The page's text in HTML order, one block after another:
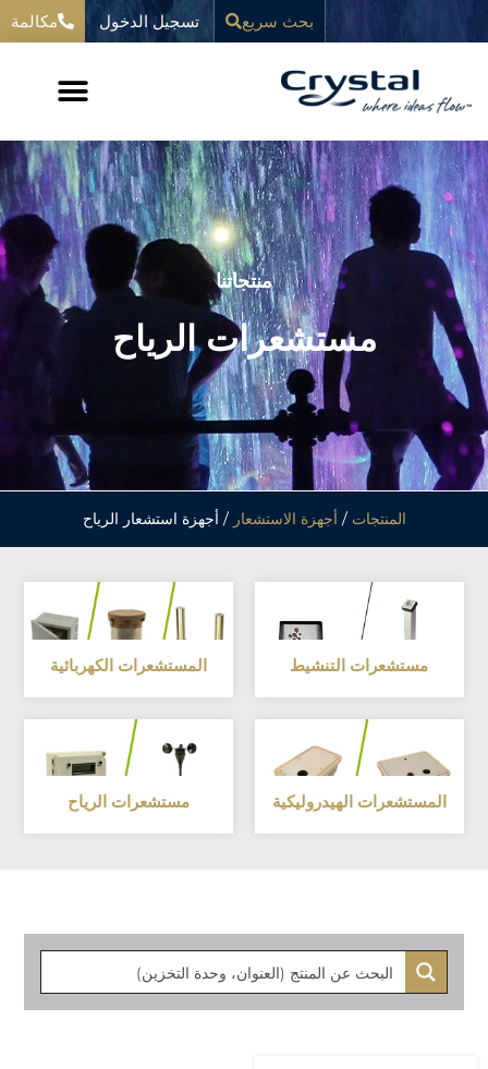
بحث سريع تسجيل الدخول مكالمة
منتجاتنا
مستشعرات الرياح
المنتجات / أجهزة الاستشعار / أجهزة استشعار الرياح
مستشعرات التنشيط المستشعرات الكهربائية
المستشعرات الهيدروليكية مستشعرات الرياح